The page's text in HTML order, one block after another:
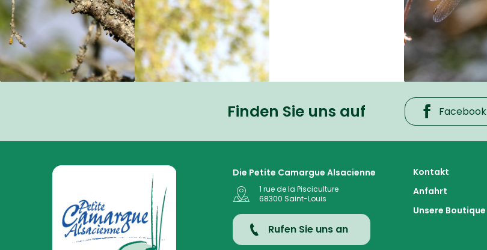
Finden Sie uns auf Facebook
La Petite Camargue Alsacienne Réserve Naturelle au cœur de la plaine rhénane alluviale
Die Petite Camargue Alsacienne
1 rue de la Pisciculture
68300 Saint-Louis
Rufen Sie uns an
Kontakt
Anfahrt
Unsere Boutique